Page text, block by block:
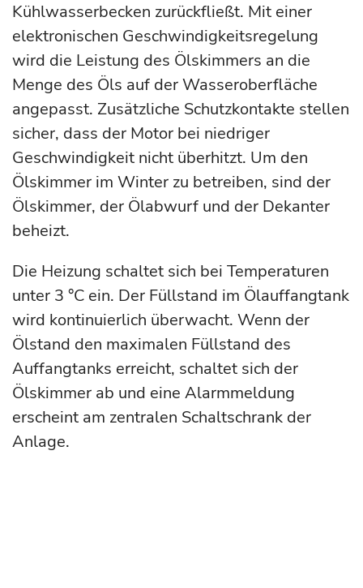
Kühlwasserbecken zurückfließt. Mit einer
elektronischen Geschwindigkeitsregelung
wird die Leistung des Ölskimmers an die
Menge des Öls auf der Wasseroberfläche
angepasst. Zusätzliche Schutzkontakte stellen
sicher, dass der Motor bei niedriger
Geschwindigkeit nicht überhitzt. Um den
Ölskimmer im Winter zu betreiben, sind der
Ölskimmer, der Ölabwurf und der Dekanter
beheizt.
Die Heizung schaltet sich bei Temperaturen
unter 3 °C ein. Der Füllstand im Ölauffangtank
wird kontinuierlich überwacht. Wenn der
Ölstand den maximalen Füllstand des
Auffangtanks erreicht, schaltet sich der
Ölskimmer ab und eine Alarmmeldung
erscheint am zentralen Schaltschrank der
Anlage.